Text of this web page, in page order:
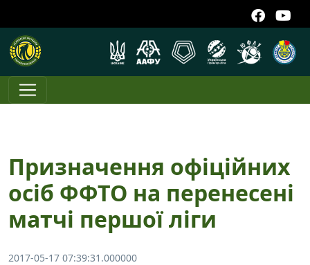
Призначення офіційних
осіб ФФТО на перенесені
матчі першої ліги
2017-05-17 07:39:31.000000